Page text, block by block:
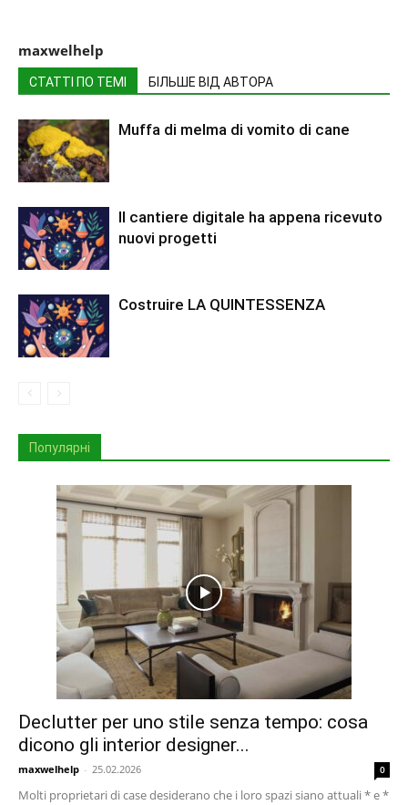
maxwelhelp
СТАТТІ ПО ТЕМІ БІЛЬШЕ ВІД АВТОРА
Muffa di melma di vomito di cane
Il cantiere digitale ha appena ricevuto
nuovi progetti
Costruire LA QUINTESSENZA
Популярні
Declutter per uno stile senza tempo: cosa
dicono gli interior designer...
maxwelhelp - 25.02.2026 0
Molti proprietari di case desiderano che i loro spazi siano attuali * e *